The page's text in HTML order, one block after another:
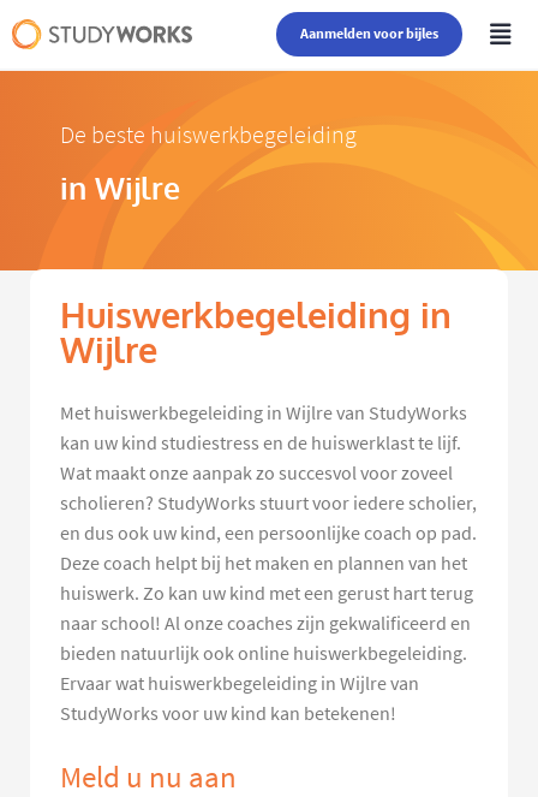
Aanmelden voor bijles
De beste huiswerkbegeleiding
in Wijlre
Huiswerkbegeleiding in
Wijlre
Met huiswerkbegeleiding in Wijlre van StudyWorks
kan uw kind studiestress en de huiswerklast te lijf.
Wat maakt onze aanpak zo succesvol voor zoveel
scholieren? StudyWorks stuurt voor iedere scholier,
en dus ook uw kind, een persoonlijke coach op pad.
Deze coach helpt bij het maken en plannen van het
huiswerk. Zo kan uw kind met een gerust hart terug
naar school! Al onze coaches zijn gekwalificeerd en
bieden natuurlijk ook online huiswerkbegeleiding.
Ervaar wat huiswerkbegeleiding in Wijlre van
StudyWorks voor uw kind kan betekenen!
Meld u nu aan